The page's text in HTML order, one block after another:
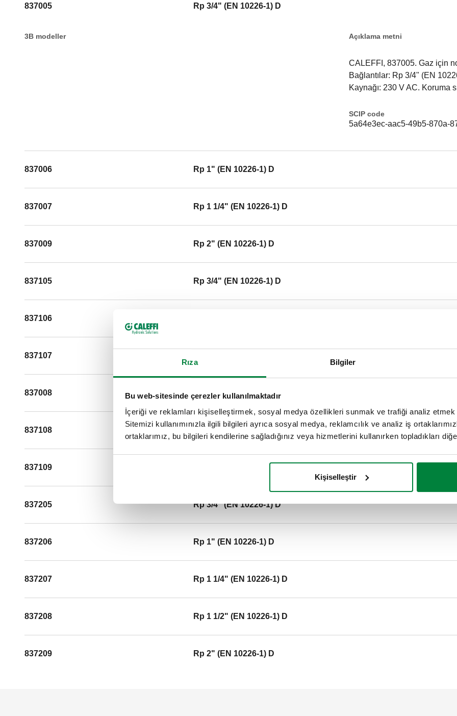
Rıza Bilgiler
Bu web-sitesinde çerezler kullanılmaktadır
İçeriği ve reklamları kişiselleştirmek, sosyal medya özellikleri sunmak ve trafiği analiz
Sitemizi kullanımınızla ilgili bilgileri ayrıca sosyal medya, reklamcılık ve analiz iş
ortaklarımız, bu bilgileri kendilerine sağladığınız veya hizmetlerini kullanırken topladıkları
Kişiselleştir
837005 Rp 3/4" (EN 10226-1) D
3B modeller Açıklama metni
CALEFFI, 837005. Gaz için
Bağlantılar: Rp 3/4" (EN
Kaynağı: 230 V AC. Koruma
SCIP code
5a64e3ec-aac5-49b5-870a-
837006 Rp 1" (EN 10226-1) D
837007 Rp 1 1/4" (EN 10226-1) D
837009 Rp 2" (EN 10226-1) D
837105 Rp 3/4" (EN 10226-1) D
837106
837107
837008 Rp 1 1/2" (EN 10226-1) D
837108 Rp 1 1/2" (EN 10226-1) D
837109 Rp 2" (EN 10226-1) D
837205 Rp 3/4" (EN 10226-1) D
837206 Rp 1" (EN 10226-1) D
837207 Rp 1 1/4" (EN 10226-1) D
837208 Rp 1 1/2" (EN 10226-1) D
837209 Rp 2" (EN 10226-1) D